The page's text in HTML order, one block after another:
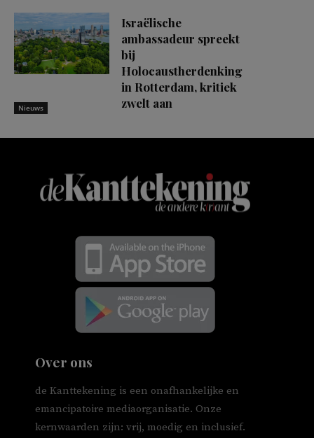
Nieuws
Israëlische
ambassadeur spreekt
bij
Holocaustherdenking
in Rotterdam, kritiek
zwelt aan
Over ons
de Kanttekening is een onafhankelijke en
emancipatoire mediaorganisatie. Onze
kernwaarden zijn: vrij, moedig en inclusief.